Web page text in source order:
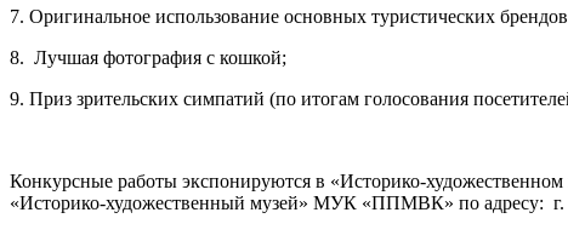
7. Оригинальное использование основных туристических
8. Лучшая фотография с кошкой;
9. Приз зрительских симпатий (по итогам голосования
Конкурсные работы экспонируются в «Историко-
«Историко-художественный музей» МУК «ППМВК» по адресу: г.